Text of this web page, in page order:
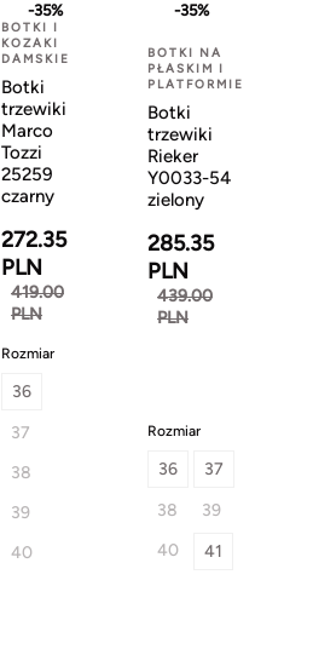
-35%
BOTKI I
KOZAKI
DAMSKIE
Botki
trzewiki
Marco
Tozzi
25259
czarny
272.35
PLN
419.00
PLN
Rozmiar
36
37
38
39
40
-35%
BOTKI NA
PŁASKIM I
PLATFORMIE
Botki
trzewiki
Rieker
Y0033-54
zielony
285.35
PLN
439.00
PLN
Rozmiar
36
37
38
39
40
41